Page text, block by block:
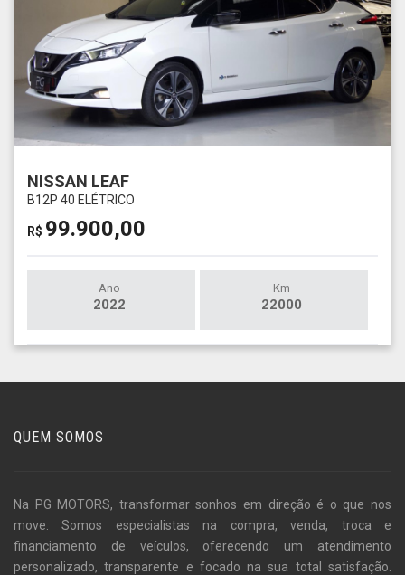
NISSAN LEAF
B12P 40 ELÉTRICO
R$ 99.900,00
Ano
2022
Km
22000
QUEM SOMOS
Na PG MOTORS, transformar sonhos em direção é o que nos
move. Somos especialistas na compra, venda, troca e
financiamento de veículos, oferecendo um atendimento
personalizado, transparente e focado na sua total satisfação.